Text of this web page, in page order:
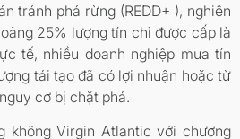
tránh phá rừng (REDD+ ), nghiên
25% lượng tín chỉ được cấp là
tế, nhiều doanh nghiệp mua tín
tái tạo đã có lợi nhuận hoặc từ
cơ bị chặt phá.
không Virgin Atlantic với chương